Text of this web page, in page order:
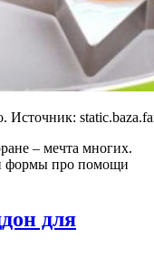
Источник:
– мечта многих.
формы про помощи
для